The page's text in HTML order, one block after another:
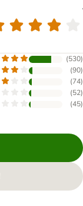
(530)
(90)
(74)
(52)
(45)